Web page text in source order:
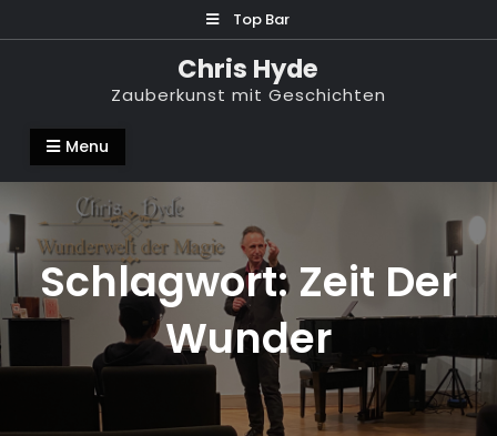
to
Top Bar
Chris Hyde
Zauberkunst mit Geschichten
Menu
Schlagwort:Zeit Der
Wunder